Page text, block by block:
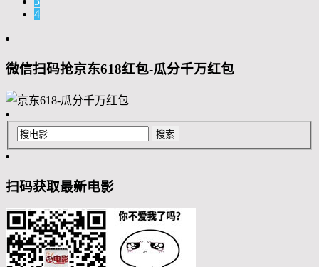
4
微信扫码抢京东618红包-瓜分千万红包
扫码获取最新电影